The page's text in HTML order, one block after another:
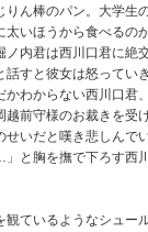
ん棒のパン。大学生
いほうから食べるの
内君は西川口君に絶
すと彼女は怒ってい
わからない西川口君
前守様のお裁きを受
いだと嘆き悲しんで
と胸を撫で下ろす西
観ているようなシュ